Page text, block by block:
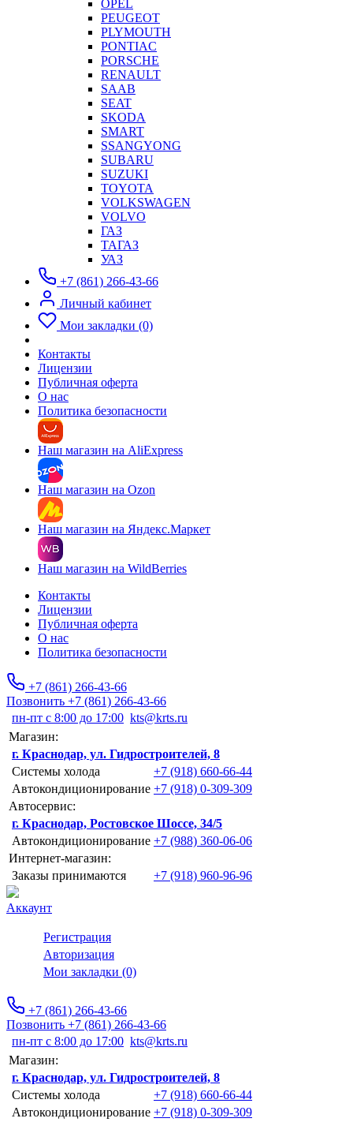
OPEL
PEUGEOT
PLYMOUTH
PONTIAC
PORSCHE
RENAULT
SAAB
SEAT
SKODA
SMART
SSANGYONG
SUBARU
SUZUKI
TOYOTA
VOLKSWAGEN
VOLVO
ГАЗ
ТАГАЗ
УАЗ
+7 (861) 266-43-66
Личный кабинет
Мои закладки (0)
Контакты
Лицензии
Публичная оферта
О нас
Политика безопасности
Наш магазин на AliExpress
Наш магазин на Ozon
Наш магазин на Яндекс.Маркет
Наш магазин на WildBerries
Контакты
Лицензии
Публичная оферта
О нас
Политика безопасности
+7 (861) 266-43-66
Позвонить +7 (861) 266-43-66
пн-пт с 8:00 до 17:00 kts@krts.ru
Магазин:
г. Краснодар, ул. Гидростроителей, 8
Системы холода
+7 (918) 660-66-44
Автокондиционирование +7 (918) 0-309-309
Автосервис:
г. Краснодар, Ростовское Шоссе, 34/5
Автокондиционирование +7 (988) 360-06-06
Интернет-магазин:
Заказы принимаются
+7 (918) 960-96-96
Аккаунт
Регистрация
Авторизация
Мои закладки (0)
+7 (861) 266-43-66
Позвонить +7 (861) 266-43-66
пн-пт с 8:00 до 17:00 kts@krts.ru
Магазин:
г. Краснодар, ул. Гидростроителей, 8
Системы холода
+7 (918) 660-66-44
Автокондиционирование +7 (918) 0-309-309